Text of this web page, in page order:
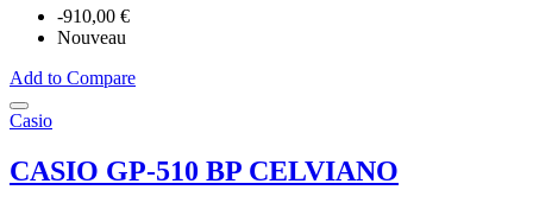
-910,00 €
Nouveau
Add to Compare
Casio
CASIO GP-510 BP CELVIANO